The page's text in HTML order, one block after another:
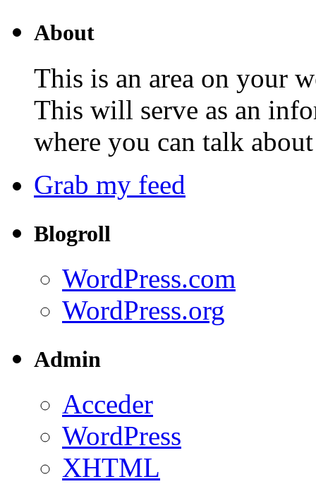
About
This is an area on your
This will serve as an
where you can talk
Grab my feed
Blogroll
WordPress.com
WordPress.org
Admin
Acceder
WordPress
XHTML